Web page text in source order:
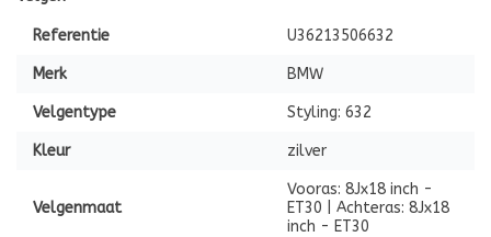
Referentie U36213506632
Merk BMW
Velgentype Styling: 632
Kleur zilver
Velgenmaat
Vooras: 8Jx18 inch -
ET30 | Achteras: 8Jx18
inch - ET30